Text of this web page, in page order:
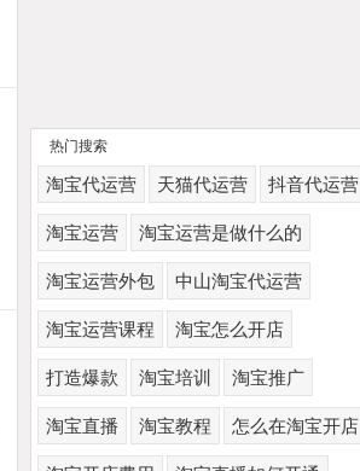
热门搜索
淘宝代运营 天猫代运营 抖音代运营
淘宝运营 淘宝运营是做什么的
淘宝运营外包 中山淘宝代运营
淘宝运营课程 淘宝怎么开店
打造爆款 淘宝培训 淘宝推广
淘宝直播 淘宝教程 怎么在淘宝开店